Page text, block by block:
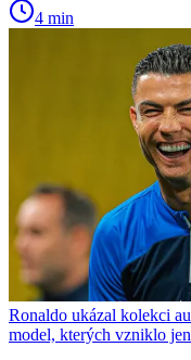
4 min
Ronaldo ukázal kolekci
model, kterých vzniklo